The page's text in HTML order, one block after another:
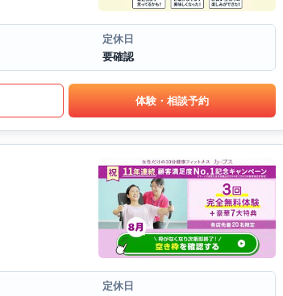
定休日
要確認
体験・相談予約
定休日